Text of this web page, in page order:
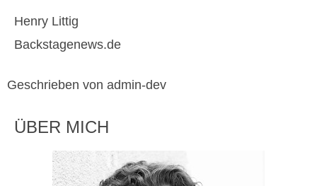
Henry Littig
Backstagenews.de
Geschrieben von admin-dev
ÜBER MICH